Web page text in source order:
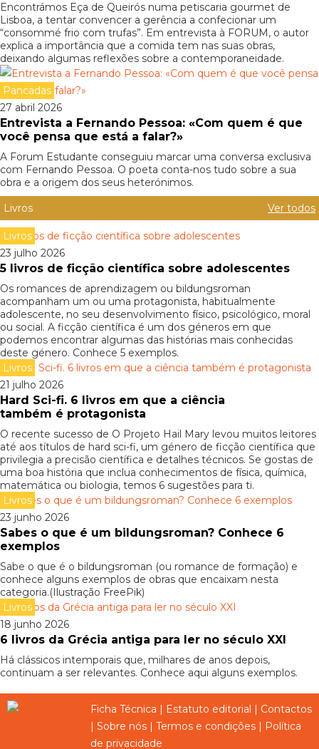
Encontrámos Eça de Queirós numa petiscaria gourmet de
Lisboa, a tentar convencer a gerência a confecionar um
“consommé frio com trufas”. Em entrevista à FORUM, o autor
explica a importância que a comida tem nas suas obras,
deixando algumas reflexões sobre a contemporaneidade.
Pancadas
27 abril 2026
Entrevista a Fernando Pessoa: «Com quem é que
você pensa que está a falar?»
A Forum Estudante conseguiu marcar uma conversa exclusiva
com Fernando Pessoa. O poeta conta-nos tudo sobre a sua
obra e a origem dos seus heterónimos.
Livros
Ver todos
Livros
23 julho 2026
5 livros de ficção científica sobre adolescentes
Os romances de aprendizagem ou bildungsroman
acompanham um ou uma protagonista, habitualmente
adolescente, no seu desenvolvimento físico, psicológico, moral
ou social. A ficção científica é um dos géneros em que
podemos encontrar algumas das histórias mais conhecidas
deste género. Conhece 5 exemplos.
Livros
21 julho 2026
Hard Sci-fi. 6 livros em que a ciência
também é protagonista
O recente sucesso de O Projeto Hail Mary levou muitos leitores
até aos títulos de hard sci-fi, um género de ficção científica que
privilegia a precisão científica e detalhes técnicos. Se gostas de
uma boa história que inclua conhecimentos de física, química,
matemática ou biologia, temos 6 sugestões para ti.
Livros
23 junho 2026
Sabes o que é um bildungsroman? Conhece 6
exemplos
Sabe o que é o bildungsroman (ou romance de formação) e
conhece alguns exemplos de obras que encaixam nesta
categoria.(Ilustração FreePik)
Livros
18 junho 2026
6 livros da Grécia antiga para ler no século XXI
Há clássicos intemporais que, milhares de anos depois,
continuam a ser relevantes. Conhece aqui alguns exemplos.
Ficha Técnica | Estatuto editorial | Contactos
| Sobre nós | Termos e condições | Política
de privacidade